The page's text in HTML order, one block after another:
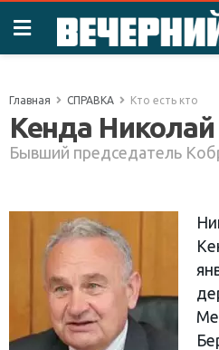
Главная СПРАВКА Кто есть кто
Кенда
Бывший председатель